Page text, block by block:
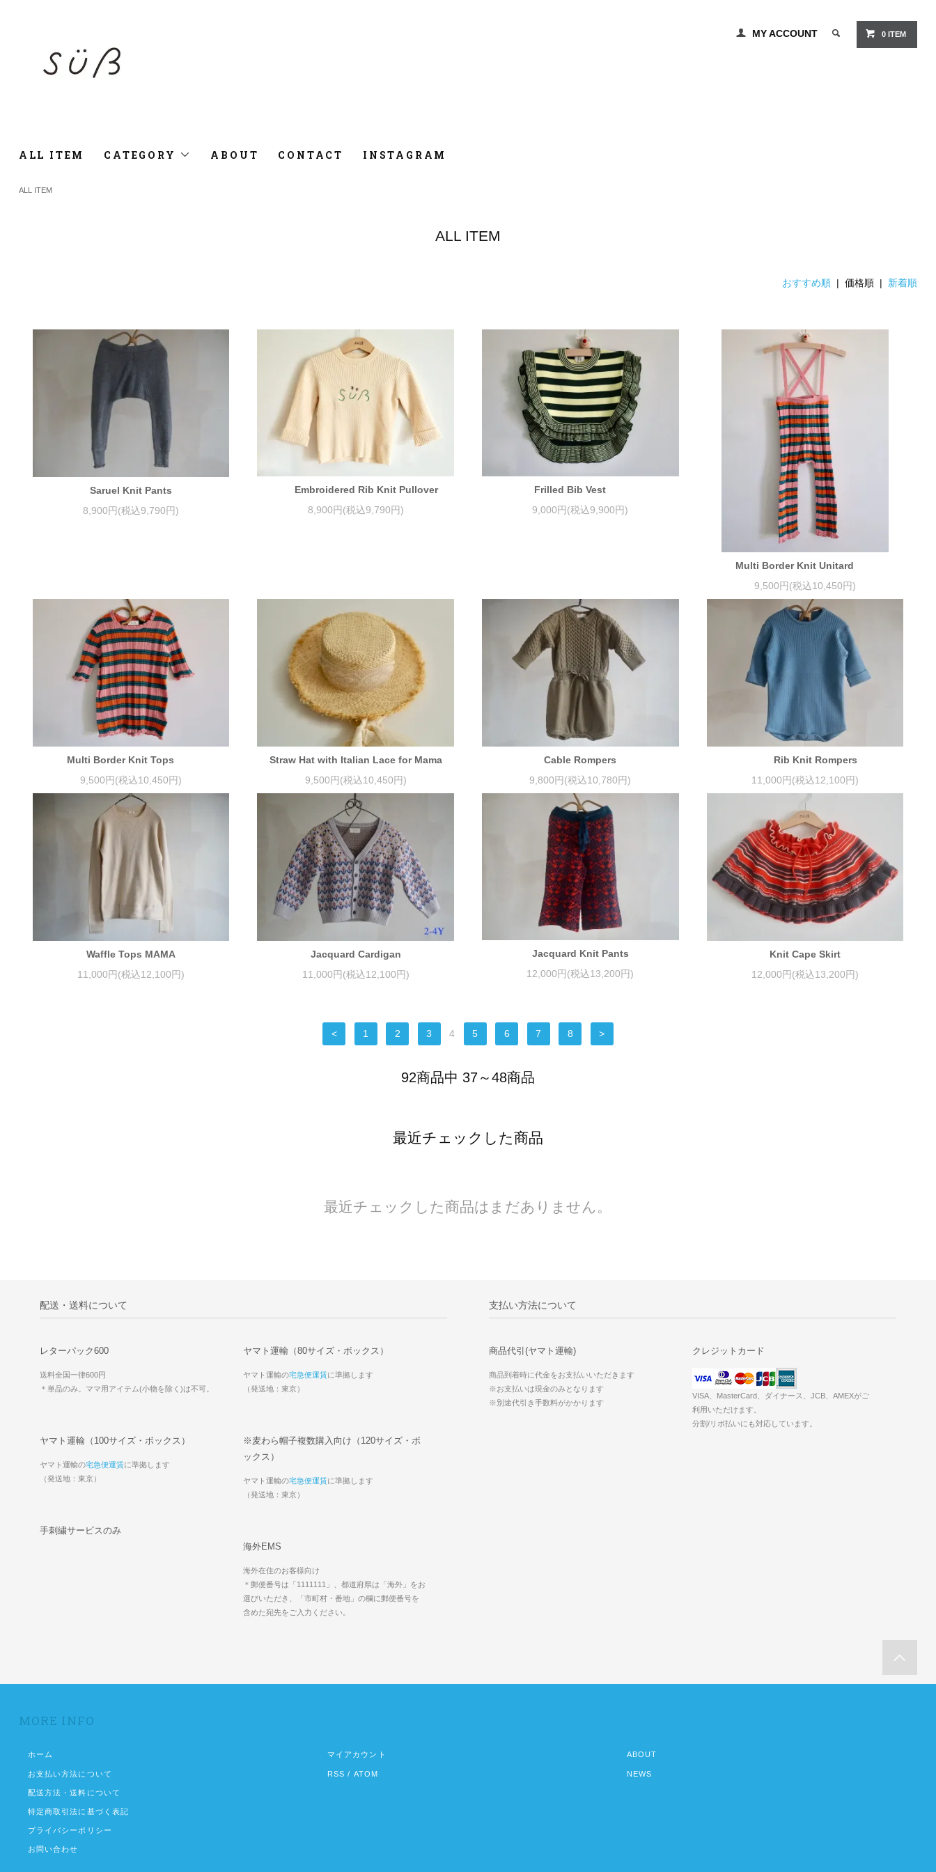
MY ACCOUNT 0 ITEM
ALL ITEM CATEGORY ABOUT CONTACT INSTAGRAM
ALL ITEM
ALL ITEM
おすすめ順 | 価格順 | 新着順
Saruel Knit Pants
8,900円(税込9,790円)
Embroidered Rib Knit Pullover
8,900円(税込9,790円)
Frilled Bib Vest
9,000円(税込9,900円)
Multi Border Knit Unitard
9,500円(税込10,450円)
Multi Border Knit Tops
9,500円(税込10,450円)
Straw Hat with Italian Lace for Mama
9,500円(税込10,450円)
Cable Rompers
9,800円(税込10,780円)
Rib Knit Rompers
11,000円(税込12,100円)
Waffle Tops MAMA
11,000円(税込12,100円)
Jacquard Cardigan
11,000円(税込12,100円)
Jacquard Knit Pants
12,000円(税込13,200円)
Knit Cape Skirt
12,000円(税込13,200円)
< 1 2 3 4 5 6 7 8 >
92商品中 37～48商品
最近チェックした商品
最近チェックした商品はまだありません。
配送・送料について
レターパック600
送料全国一律600円
＊単品のみ。ママ用アイテム(小物を除く)は不可。
ヤマト運輸（80サイズ・ボックス）
ヤマト運輸の宅急便運賃に準拠します
（発送地：東京）
ヤマト運輸（100サイズ・ボックス）
ヤマト運輸の宅急便運賃に準拠します
（発送地：東京）
※麦わら帽子複数購入向け（120サイズ・ボ
ックス）
ヤマト運輸の宅急便運賃に準拠します
（発送地：東京）
手刺繍サービスのみ
海外EMS
海外在住のお客様向け
＊郵便番号は「1111111」、都道府県は「海外」をお
選びいただき、「市町村・番地」の欄に郵便番号を
含めた宛先をご入力ください。
支払い方法について
商品代引(ヤマト運輸)
商品到着時に代金をお支払いいただきます
※お支払いは現金のみとなります
※別途代引き手数料がかかります
クレジットカード
VISA、MasterCard、ダイナース、JCB、AMEXがご
利用いただけます。
分割/リボ払いにも対応しています。
MORE INFO
ホーム
お支払い方法について
配送方法・送料について
特定商取引法に基づく表記
プライバシーポリシー
お問い合わせ
マイアカウント
RSS / ATOM
ABOUT
NEWS